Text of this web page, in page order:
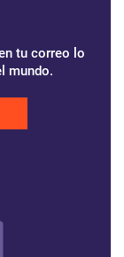
tu correo lo
mundo.